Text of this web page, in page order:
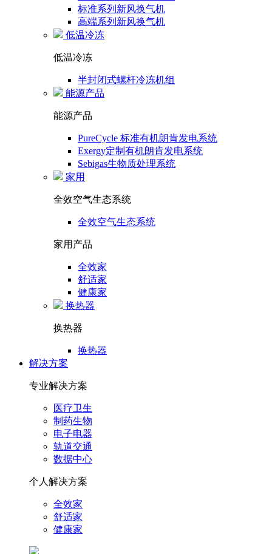
标准系列新风换气机
高端系列新风换气机
低温冷冻
低温冷冻
半封闭式螺杆冷冻机组
能源产品
能源产品
PureCycle 标准有机朗肯发电系统
Exergy定制有机朗肯发电系统
Sebigas生物质处理系统
家用
全效空气生态系统
全效空气生态系统
家用产品
全效家
舒适家
健康家
换热器
换热器
换热器
解决方案
专业解决方案
医疗卫生
制药生物
电子电器
轨道交通
数据中心
个人解决方案
全效家
舒适家
健康家